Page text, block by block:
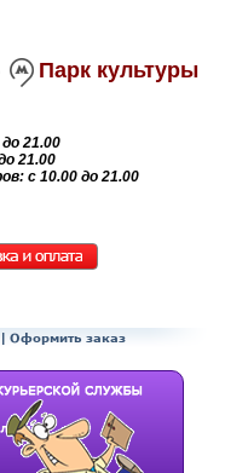
Парк культуры
21.00
21.00
с 10.00 до 21.00
| Оформить заказ